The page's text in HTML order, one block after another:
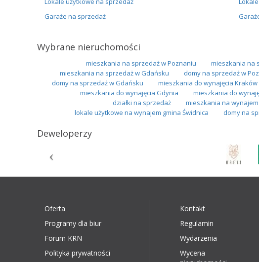
Garaże na sprzedaż
Wybrane nieruchomości
mieszkania na sprzedaż w Poznaniu mieszkania na
mieszkania na sprzedaż w Gdańsku
domy na sprzedaż w
domy na sprzedaż w Gdańsku
mieszkania do wynajęcia Kraków
mieszkania do wynajęcia Gdynia
mieszkania do
działki na sprzedaż
mieszkania na wynajem
lokale użytkowe na wynajem gmina Świdnica
domy na
Deweloperzy
Oferta
Programy dla biur
Forum KRN
Polityka prywatności
Kontakt
Regulamin
Wydarzenia
Wycena